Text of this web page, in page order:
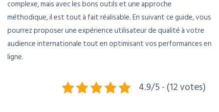
complexe, mais avec les bons outils et une approche
méthodique, il est tout à fait réalisable. En suivant ce guide, vous
pourrez proposer une expérience utilisateur de qualité à votre
audience internationale tout en optimisant vos performances en
ligne.
4.9/5 - (12 votes)